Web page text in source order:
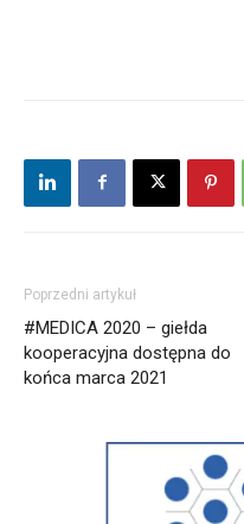
Poprzedni artykuł
#MEDICA 2020 – giełda
kooperacyjna dostępna do
końca marca 2021